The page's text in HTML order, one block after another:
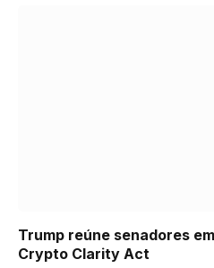
Trump reúne senadores
Crypto Clarity Act